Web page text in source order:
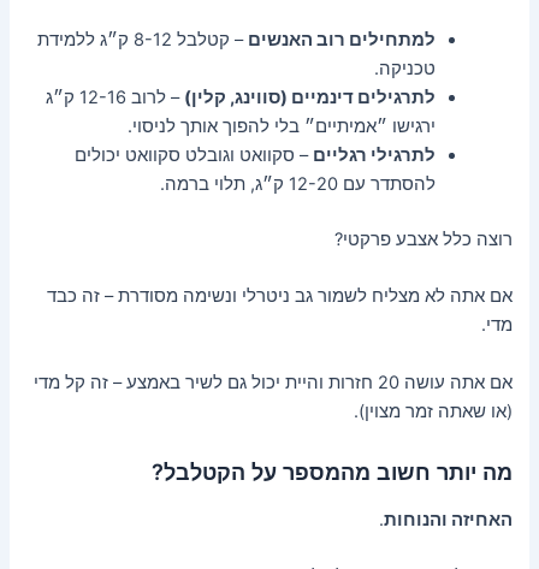
למתחילים רוב האנשים
– קטלבל 8-12 ק״ג ללמידת
טכניקה.
לתרגילים דינמיים (סווינג, קלין)
– לרוב 12-16 ק״ג
ירגישו ״אמיתיים״ בלי להפוך אותך לניסוי.
לתרגילי רגליים – סקוואט וגובלט סקוואט יכולים
להסתדר עם 12-20 ק״ג, תלוי ברמה.
רוצה כלל אצבע פרקטי?
אם אתה לא מצליח לשמור גב ניטרלי ונשימה מסודרת – זה כבד
מדי.
אם אתה עושה 20 חזרות והיית יכול גם לשיר באמצע – זה קל מדי
(או שאתה זמר מצוין).
מה יותר חשוב מהמספר על הקטלבל?
האחיזה והנוחות.